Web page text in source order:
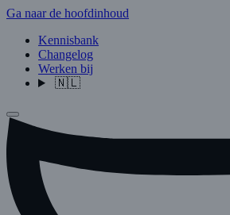
Ga naar de hoofdinhoud
Kennisbank
Changelog
Werken bij
🇳🇱